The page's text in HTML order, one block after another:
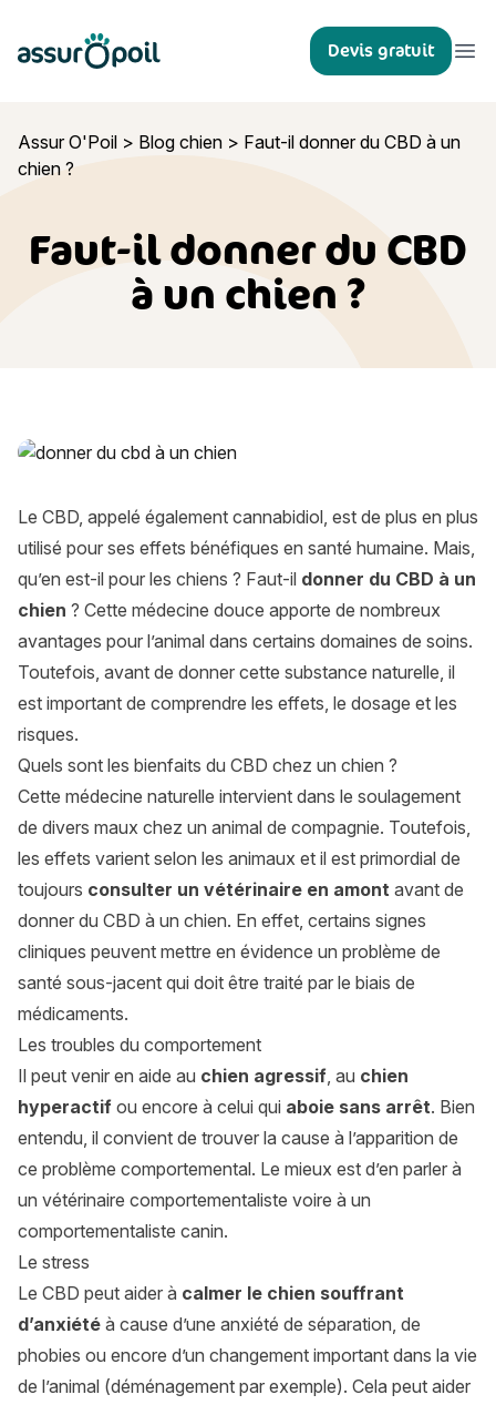
Assur O'Poil Devis gratuit
Assur O'Poil > Blog chien > Faut-il donner du CBD à un
chien ?
Faut-il donner du CBD
à un chien ?
Faut-il donner du CBD à un chien ?
Le CBD, appelé également cannabidiol, est de plus en plus
utilisé pour ses effets bénéfiques en santé humaine. Mais,
qu’en est-il pour les chiens ? Faut-il donner du CBD à un
chien ? Cette médecine douce apporte de nombreux
avantages pour l’animal dans certains domaines de soins.
Toutefois, avant de donner cette substance naturelle, il
est important de comprendre les effets, le dosage et les
risques.
Quels sont les bienfaits du CBD chez un chien ?
Cette médecine naturelle intervient dans le soulagement
de divers maux chez un animal de compagnie. Toutefois,
les effets varient selon les animaux et il est primordial de
toujours consulter un vétérinaire en amont avant de
donner du CBD à un chien. En effet, certains signes
cliniques peuvent mettre en évidence un problème de
santé sous-jacent qui doit être traité par le biais de
médicaments.
Les troubles du comportement
Il peut venir en aide au chien agressif, au chien
hyperactif ou encore à celui qui aboie sans arrêt. Bien
entendu, il convient de trouver la cause à l’apparition de
ce problème comportemental. Le mieux est d’en parler à
un vétérinaire comportementaliste voire à un
comportementaliste canin.
Le stress
Le CBD peut aider à calmer le chien souffrant
d’anxiété à cause d’une anxiété de séparation, de
phobies ou encore d’un changement important dans la vie
de l’animal (déménagement par exemple). Cela peut aider